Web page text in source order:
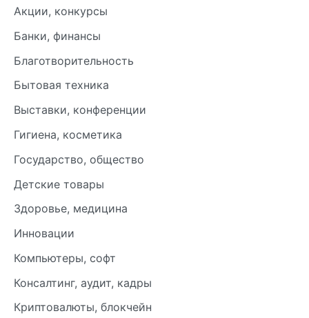
Акции, конкурсы
Банки, финансы
Благотворительность
Бытовая техника
Выставки, конференции
Гигиена, косметика
Государство, общество
Детские товары
Здоровье, медицина
Инновации
Компьютеры, софт
Консалтинг, аудит, кадры
Криптовалюты, блокчейн